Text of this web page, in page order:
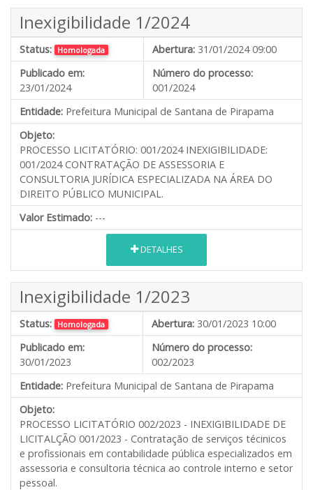
Inexigibilidade 1/2024
Status: Homologada Abertura: 31/01/2024 09:00
Publicado em:
23/01/2024
Número do processo:
001/2024
Entidade: Prefeitura Municipal de Santana de Pirapama
Objeto:
PROCESSO LICITATÓRIO: 001/2024 INEXIGIBILIDADE:
001/2024 CONTRATAÇÃO DE ASSESSORIA E
CONSULTORIA JURÍDICA ESPECIALIZADA NA ÁREA DO
DIREITO PÚBLICO MUNICIPAL.
Valor Estimado: ---
DETALHES
Inexigibilidade 1/2023
Status: Homologada Abertura: 30/01/2023 10:00
Publicado em:
30/01/2023
Número do processo:
002/2023
Entidade: Prefeitura Municipal de Santana de Pirapama
Objeto:
PROCESSO LICITATÓRIO 002/2023 - INEXIGIBILIDADE DE
LICITALÇÃO 001/2023 - Contratação de serviços técinicos
e profissionais em contabilidade pública especializados em
assessoria e consultoria técnica ao controle interno e setor
pessoal.